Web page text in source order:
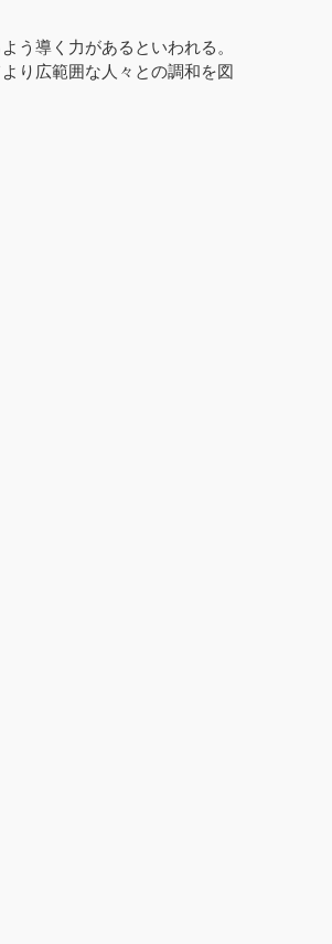
う導く力があるといわれる。
り広範囲な人々との調和を図